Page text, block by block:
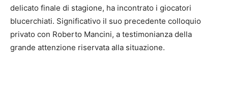
delicato finale di stagione, ha incontrato i giocatori
blucerchiati. Significativo il suo precedente colloquio
privato con Roberto Mancini, a testimonianza della
grande attenzione riservata alla situazione.